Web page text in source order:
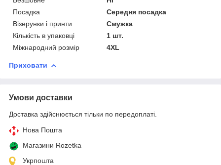
Посадка
Середня посадка
Візерунки і принти
Смужка
Кількість в упаковці
1 шт.
Міжнародний розмір
4XL
Приховати
Умови доставки
Доставка здійснюється тільки по передоплаті.
Нова Пошта
Магазини Rozetka
Укрпошта